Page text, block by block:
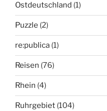
Ostdeutschland (1)
Puzzle (2)
re:publica (1)
Reisen (76)
Rhein (4)
Ruhrgebiet (104)